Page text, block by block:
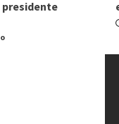
presidente